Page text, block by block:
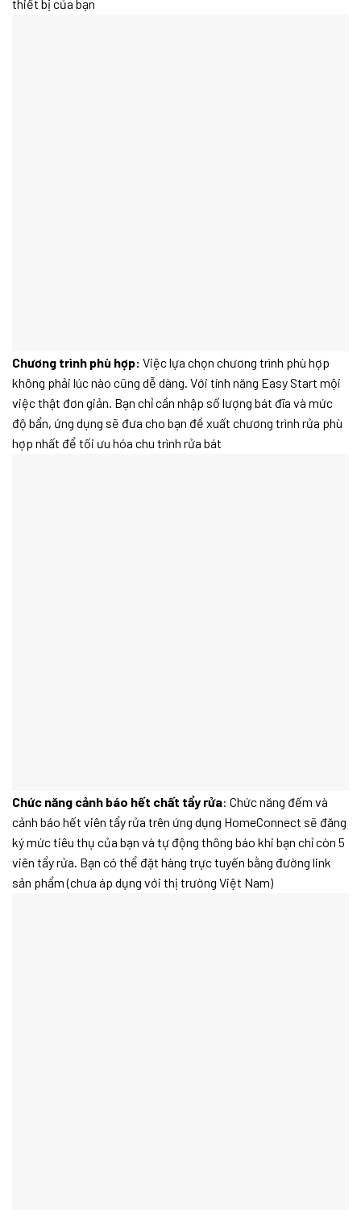
thiết bị của bạn
Chương trình phù hợp: Việc lựa chọn chương trình phù hợp
không phải lúc nào cũng dễ dàng. Với tính năng Easy Start mội
việc thật đơn giản. Bạn chỉ cần nhập số lượng bát đĩa và mức
độ bẩn, ứng dụng sẽ đưa cho bạn đề xuất chương trình rửa phù
hợp nhất để tối ưu hóa chu trình rửa bát
Chức năng cảnh báo hết chất tẩy rửa: Chức năng đếm và
cảnh báo hết viên tẩy rửa trên ứng dụng HomeConnect sẽ đăng
ký mức tiêu thụ của bạn và tự động thông báo khi bạn chỉ còn 5
viên tẩy rửa. Bạn có thể đặt hàng trực tuyến bằng đường link
sản phẩm (chưa áp dụng với thị trường Việt Nam)